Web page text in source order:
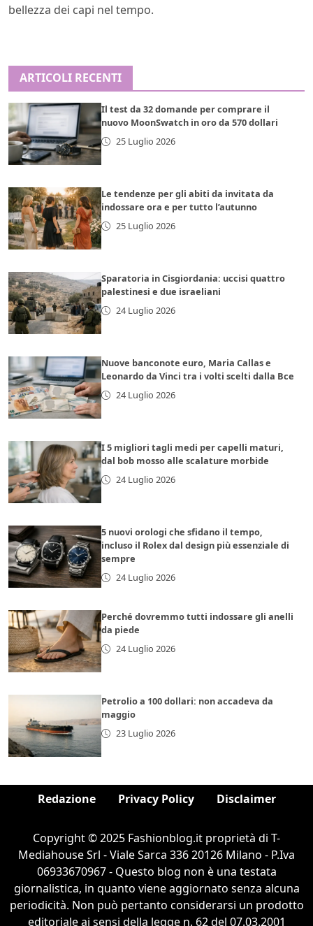
bellezza dei capi nel tempo.
ARTICOLI RECENTI
Il test da 32 domande per comprare il
nuovo MoonSwatch in oro da 570 dollari
25 Luglio 2026
Le tendenze per gli abiti da invitata da
indossare ora e per tutto l’autunno
25 Luglio 2026
Sparatoria in Cisgiordania: uccisi quattro
palestinesi e due israeliani
24 Luglio 2026
Nuove banconote euro, Maria Callas e
Leonardo da Vinci tra i volti scelti dalla Bce
24 Luglio 2026
I 5 migliori tagli medi per capelli maturi,
dal bob mosso alle scalature morbide
24 Luglio 2026
5 nuovi orologi che sfidano il tempo,
incluso il Rolex dal design più essenziale di
sempre
24 Luglio 2026
Perché dovremmo tutti indossare gli anelli
da piede
24 Luglio 2026
Petrolio a 100 dollari: non accadeva da
maggio
23 Luglio 2026
Redazione Privacy Policy Disclaimer
Copyright © 2025 Fashionblog.it proprietà di T-
Mediahouse Srl - Viale Sarca 336 20126 Milano - P.Iva
06933670967 - Questo blog non è una testata
giornalistica, in quanto viene aggiornato senza alcuna
periodicità. Non può pertanto considerarsi un prodotto
editoriale ai sensi della legge n. 62 del 07.03.2001